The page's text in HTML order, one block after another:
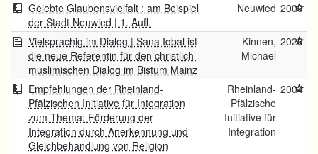
Gelebte Glaubensvielfalt : am Beispiel
der Stadt Neuwied | 1. Aufl.
Neuwied 2009
Vielsprachig im Dialog | Sana Iqbal ist
die neue Referentin für den christlich-
muslimischen Dialog im Bistum Mainz
Kinnen,
Michael
2026
Empfehlungen der Rheinland-
Pfälzischen Initiative für Integration
zum Thema: Förderung der
Integration durch Anerkennung und
Gleichbehandlung von Religion
Rheinland-
Pfälzische
Initiative für
Integration
2004